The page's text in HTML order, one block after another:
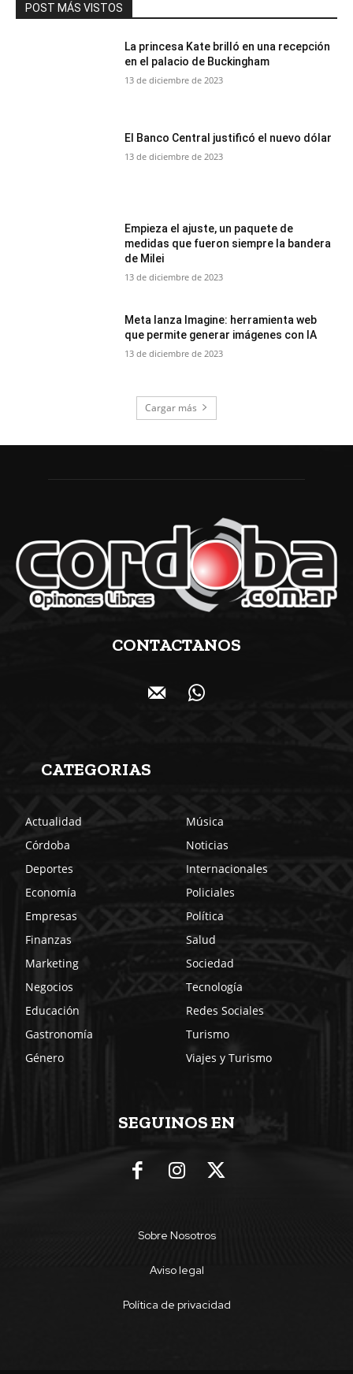
POST MÁS VISTOS
La princesa Kate brilló en una recepción
en el palacio de Buckingham
13 de diciembre de 2023
El Banco Central justificó el nuevo dólar
13 de diciembre de 2023
Empieza el ajuste, un paquete de
medidas que fueron siempre la bandera
de Milei
13 de diciembre de 2023
Meta lanza Imagine: herramienta web
que permite generar imágenes con IA
13 de diciembre de 2023
Cargar más
CONTACTANOS
CATEGORIAS
Actualidad
Córdoba
Deportes
Economía
Empresas
Finanzas
Marketing
Negocios
Educación
Gastronomía
Género
Música
Noticias
Internacionales
Policiales
Política
Salud
Sociedad
Tecnología
Redes Sociales
Turismo
Viajes y Turismo
SEGUINOS EN
Sobre Nosotros
Aviso legal
Política de privacidad